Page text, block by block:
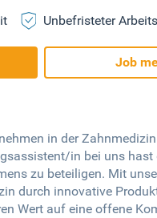
Unbefristeter
Job
in der
in bei uns
zu beteiligen. Mit
durch innovative
Wert auf eine offene